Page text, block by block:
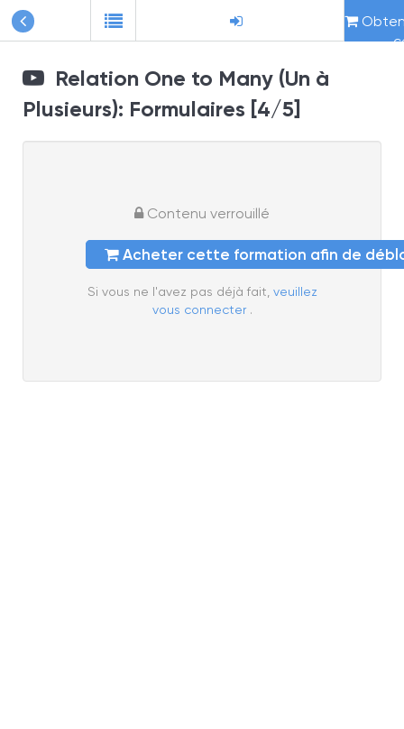
Relation One to Many (Un à
Plusieurs): Formulaires [4/5]
Contenu verrouillé
Acheter cette formation afin de
Si vous ne l'avez pas déjà fait, veuillez
vous connecter .